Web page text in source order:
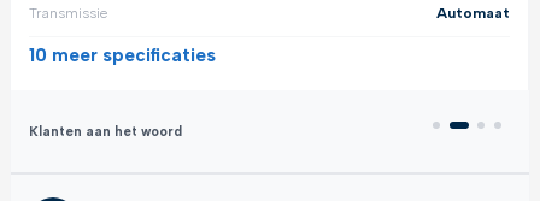
Transmissie Automaat
10 meer specificaties
Klanten aan het woord